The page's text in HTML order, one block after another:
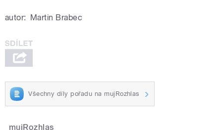
autor: Martin Brabec
Všechny díly pořadu na mujRozhlas
mujRozhlas